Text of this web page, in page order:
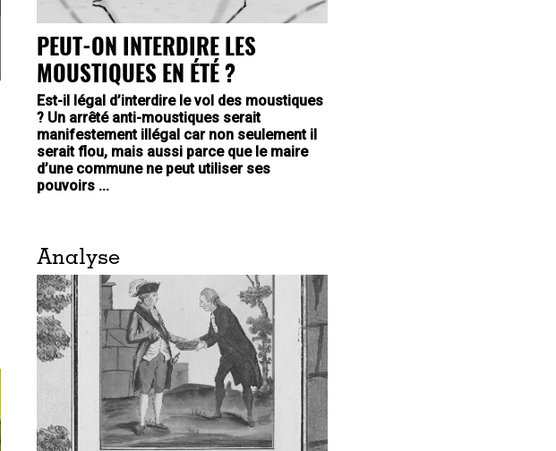
PEUT-ON INTERDIRE LES
MOUSTIQUES EN ÉTÉ ?
Est-il légal d’interdire le vol des moustiques
? Un arrêté anti-moustiques serait
manifestement illégal car non seulement il
serait flou, mais aussi parce que le maire
d’une commune ne peut utiliser ses
pouvoirs ...
Analyse